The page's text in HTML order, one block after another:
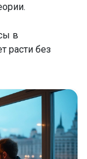
в
расти без